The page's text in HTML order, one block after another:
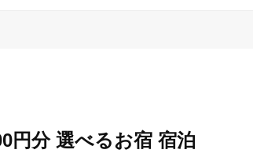
円分 選べるお宿 宿泊